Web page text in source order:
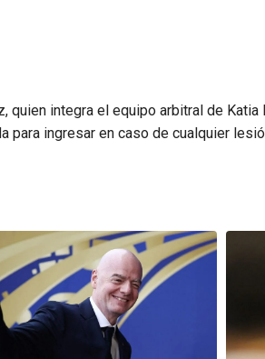
quien integra el equipo arbitral de
para ingresar en caso de cualquier